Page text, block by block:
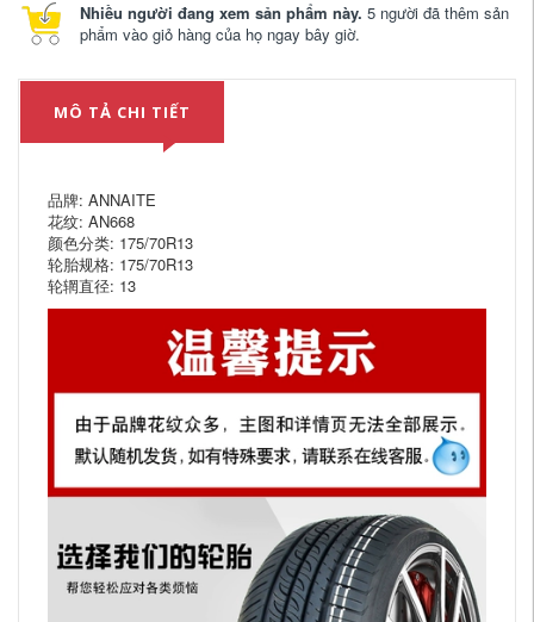
Nhiều người đang xem sản phẩm này. 5 người đã thêm sản
phẩm vào giỏ hàng của họ ngay bây giờ.
MÔ TẢ CHI TIẾT
品牌: ANNAITE
花纹: AN668
颜色分类: 175/70R13
轮胎规格: 175/70R13
轮辋直径: 13